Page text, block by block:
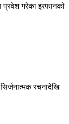
प्रवेश गरेका इरफानको
रचनादेखि